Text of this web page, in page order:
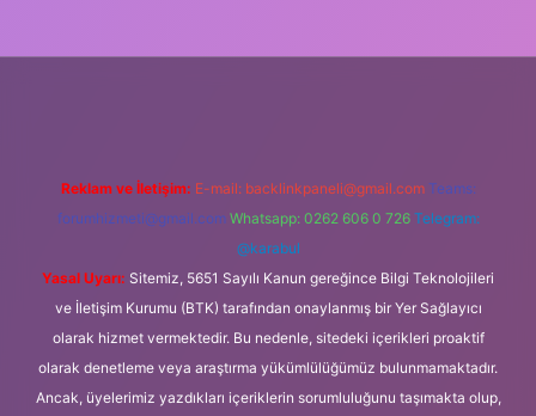
Reklam ve İletişim: E-mail: backlinkpaneli@gmail.com Teams:
forumhizmeti@gmail.com Whatsapp: 0262 606 0 726 Telegram:
@karabul
Yasal Uyarı: Sitemiz, 5651 Sayılı Kanun gereğince Bilgi Teknolojileri
ve İletişim Kurumu (BTK) tarafından onaylanmış bir Yer Sağlayıcı
olarak hizmet vermektedir. Bu nedenle, sitedeki içerikleri proaktif
olarak denetleme veya araştırma yükümlülüğümüz bulunmamaktadır.
Ancak, üyelerimiz yazdıkları içeriklerin sorumluluğunu taşımakta olup,